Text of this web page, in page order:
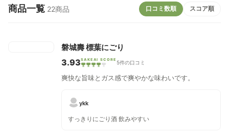
商品一覧 22商品 口コミ数順 スコア順
磐城壽 標葉にごり
3.93SAKEAI SCORE 5件の口コミ
爽快な旨味とガス感で爽やかな味わいです。
ykk
すっきりにごり酒 飲みやすい